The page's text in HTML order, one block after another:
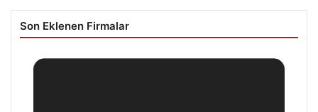
Son Eklenen Firmalar